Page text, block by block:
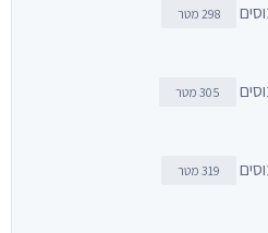
298 מטר
305 מטר
319 מטר